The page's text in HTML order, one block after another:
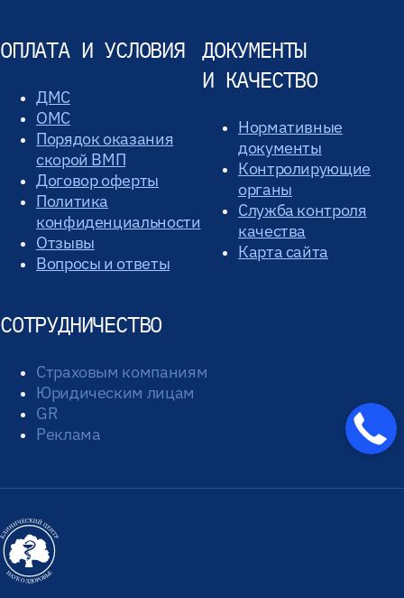
ОПЛАТА И УСЛОВИЯ
ДМС
ОМС
Порядок оказания
скорой ВМП
Договор оферты
Политика
конфиденциальности
Отзывы
Вопросы и ответы
ДОКУМЕНТЫ
И КАЧЕСТВО
Нормативные
документы
Контролирующие
органы
Служба контроля
качества
Карта сайта
СОТРУДНИЧЕСТВО
Страховым компаниям
Юридическим лицам
GR
Реклама